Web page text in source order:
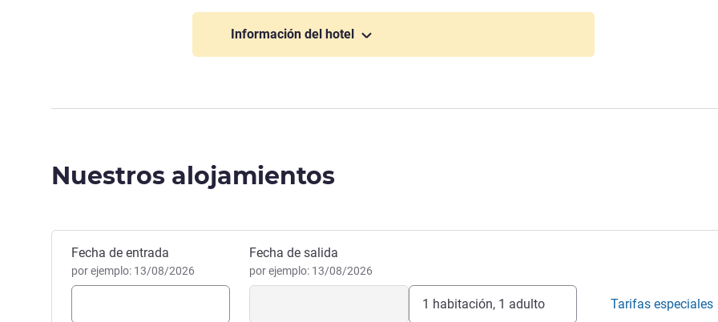
Mai, es el lugar perfecto para descubrir las joyas ocultas de la
naturaleza.Información del hotel
Nuestros alojamientos
Reservar este hotel
Fecha de entrada
por ejemplo: 13/08/2026
Fecha de salida
por ejemplo: 13/08/2026
1 habitación, 1 adulto Tarifas especiales